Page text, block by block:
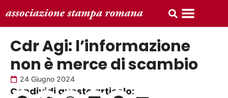
Cdr Agi: l’informazione
non è merce di scambio
24 Giugno 2024
Condividi questo articolo: